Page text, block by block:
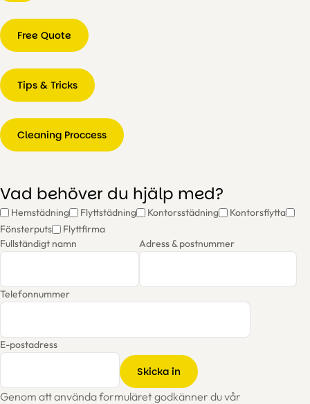
Free Quote
Tips & Tricks
Cleaning Proccess
Vad behöver du hjälp med?
Hemstädning Flyttstädning Kontorsstädning
Kontorsflytta
Fönsterputs
Flyttfirma
Fullständigt namn
Adress & postnummer
Telefonnummer
E-postadress
Skicka in
Genom att använda formuläret godkänner du vår